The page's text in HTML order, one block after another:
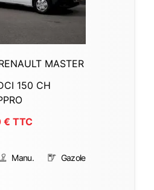
MASTER
150 CH
€ TTC
Manu. Gazole